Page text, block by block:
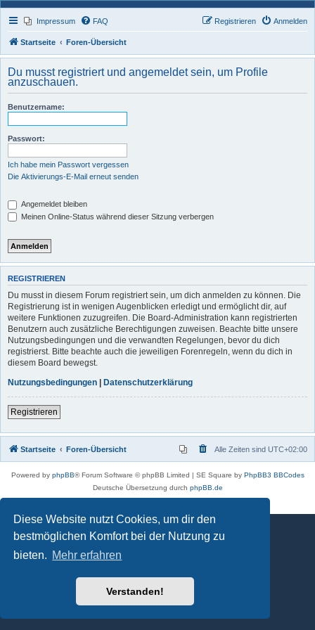
Diese Website nutzt Cookies, um dir den
bestmöglichen Komfort bei der Nutzung zu
bieten. Mehr erfahren
Verstanden!
Impressum FAQ Anmelden
Registrieren
Startseite Foren-Übersicht
Du musst registriert und angemeldet sein, um Profile
anzuschauen.
Benutzername:
Passwort:
Ich habe mein Passwort vergessen
Die Aktivierungs-E-Mail erneut senden
Angemeldet bleiben
Meinen Online-Status während dieser Sitzung verbergen
REGISTRIEREN
Du musst in diesem Forum registriert sein, um dich anmelden zu können. Die
Registrierung ist in wenigen Augenblicken erledigt und ermöglicht dir, auf
weitere Funktionen zuzugreifen. Die Board-Administration kann registrierten
Benutzern auch zusätzliche Berechtigungen zuweisen. Beachte bitte unsere
Nutzungsbedingungen und die verwandten Regelungen, bevor du dich
registrierst. Bitte beachte auch die jeweiligen Forenregeln, wenn du dich in
diesem Board bewegst.
Nutzungsbedingungen | Datenschutzerklärung
Registrieren
Startseite Foren-Übersicht Alle Zeiten sind UTC+02:00
Powered by phpBB® Forum Software © phpBB Limited | SE Square by PhpBB3 BBCodes
Deutsche Übersetzung durch phpBB.de
Datenschutz|Nutzungsbedingungen